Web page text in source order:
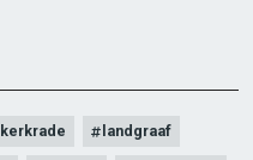
kerkrade landgraaf